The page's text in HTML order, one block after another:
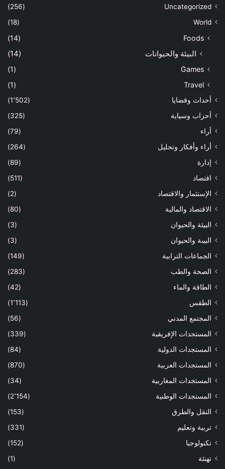
Uncategorized
(256)
World
(18)
Foods
(14)
البيئة والحيوانات (14)
Games
(1)
Travel
(1)
أحداث وقضايا
(1٬502)
أحزاب وسياية
(325)
أراء
(79)
أراء وأفكار وتحليل
(264)
إدارة
(89)
اقتصاد
(511)
الإستثمار والاقتصاد
(2)
الاقتصاد والمالية
(80)
البيئة والحيوان
(3)
البيىة والحيوان
(3)
الجماعات الترابية
(149)
الصحة والطب
(283)
الطاقة والماء
(42)
الطقس
(1٬113)
المجتمع المدني
(56)
المستجدات الإفريقية
(339)
المستجدات الدولية
(84)
المستجدات العربية
(870)
المستجدات المغاربية
(34)
المستجدات الوطنية
(2٬154)
النقل والطرق
(153)
تربية وتعليم
(331)
تكنولوجيا
(152)
تهنئة
(1)